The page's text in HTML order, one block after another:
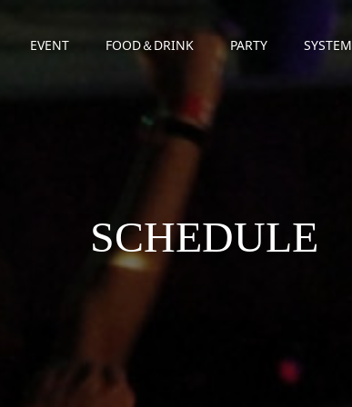
EVENT FOOD＆DRINK PARTY SYSTEM
SCHEDULE